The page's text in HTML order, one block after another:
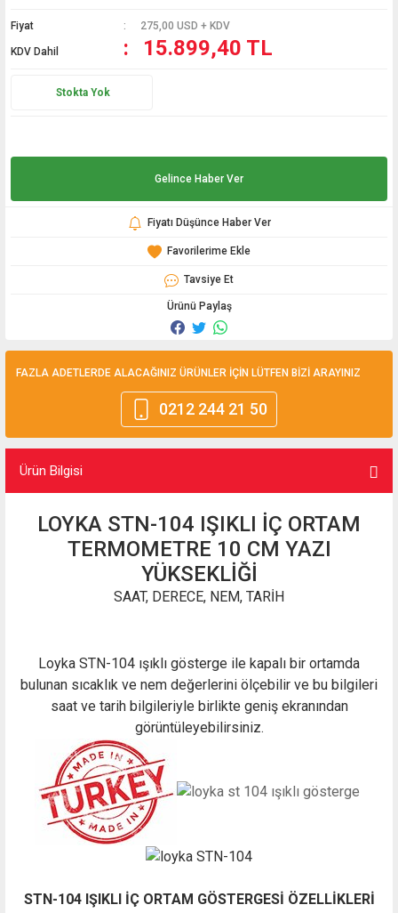
Fiyat 275,00 USD + KDV
KDV Dahil 15.899,40 TL
Stokta Yok
Gelince Haber Ver
Fiyatı Düşünce Haber Ver
Tavsiye Et
Ürünü Paylaş
FAZLA ADETLERDE ALACAĞINIZ ÜRÜNLER İÇİN LÜTFEN BİZİ ARAYINIZ
0212 244 21 50
Ürün Bilgisi
LOYKA STN-104 IŞIKLI İÇ ORTAM
TERMOMETRE 10 CM YAZI
YÜKSEKLİĞİ
SAAT, DERECE, NEM, TARİH
Loyka STN-104 ışıklı gösterge ile kapalı bir ortamda
bulunan sıcaklık ve nem değerlerini ölçebilir ve bu bilgileri
saat ve tarih bilgileriyle birlikte geniş ekranından
görüntüleyebilirsiniz.
STN-104 IŞIKLI İÇ ORTAM GÖSTERGESİ ÖZELLİKLERİ